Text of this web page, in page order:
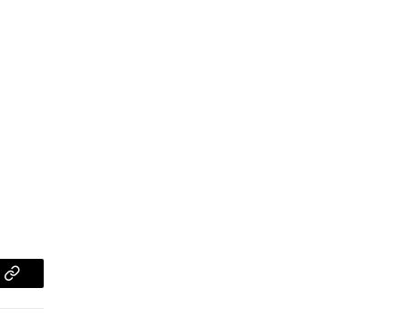
Copy